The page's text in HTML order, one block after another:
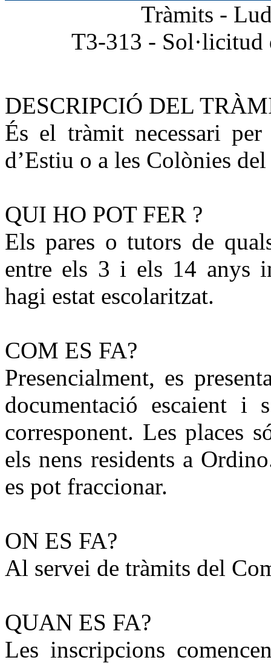
Tràmits -
T3-313 - Sol·licitud
DESCRIPCIÓ DEL
És el tràmit necessari
d’Estiu o a les Colònies
QUI HO POT FER ?
Els pares o tutors de
entre els 3 i els 14 anys
hagi estat escolaritzat.
COM ES FA?
Presencialment, es
documentació escaient i
corresponent. Les places
els nens residents a
es pot fraccionar.
ON ES FA?
Al servei de tràmits del
QUAN ES FA?
Les inscripcions